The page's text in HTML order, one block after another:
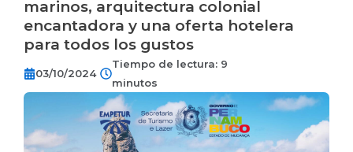
marinos, arquitectura colonial
encantadora y una oferta hotelera
para todos los gustos
03/10/2024
Tiempo de lectura: 9
minutos